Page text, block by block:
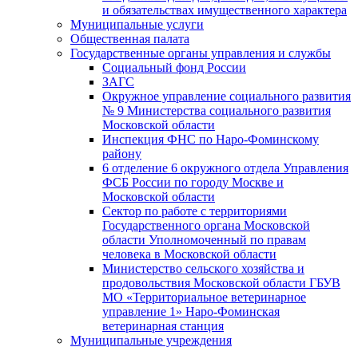
и обязательствах имущественного характера
Муниципальные услуги
Общественная палата
Государственные органы управления и службы
Социальный фонд России
ЗАГC
Окружное управление социального развития
№ 9 Министерства социального развития
Московской области
Инспекция ФНС по Наро-Фоминскому
району
6 отделение 6 окружного отдела Управления
ФСБ России по городу Москве и
Московской области
Сектор по работе с территориями
Государственного органа Московской
области Уполномоченный по правам
человека в Московской области
Министерство сельского хозяйства и
продовольствия Московской области ГБУВ
МО «Территориальное ветеринарное
управление 1» Наро-Фоминская
ветеринарная станция
Муниципальные учреждения